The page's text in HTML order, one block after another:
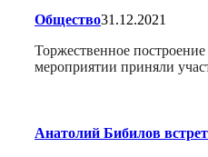
Общество31.12.2021
Торжественное
мероприятии приняли
Анатолий Бибилов